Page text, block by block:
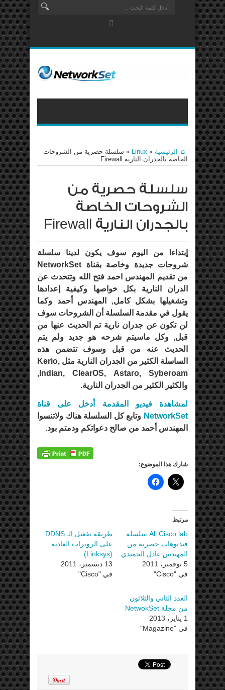
الرئيسية »
Linux
» سلسلة حصرية من الشروحات
الخاصة بالجدران النارية Firewall
سلسلة حصرية من
الشروحات الخاصة
بالجدران النارية Firewall
إبتداءا من اليوم سوف يكون لدينا سلسلة
شروحات جديدة وخاصة بقناة NetworkSet
من تقديم المهندس احمد فتح الله وتتحدث عن
الدران النارية بكل خواصها وكيفية إعدادها
وتشغيلها بشكل كامل, المهندس أحمد وكما
يقول في مقدمة السلسلة أن الشروحات سوف
لن تكون عن جدران نارية تم الحديث عنها من
قبل, وكل ماسيتم شرحه هو جديد ولم يتم
الحديث عنه من قبل وسوف تتضمن هذه
الساسلة الكثير من الجدران النارية مثل Kerio,
Indian, ClearOS, Astaro, Syberoam,
والكثير الكثير من الجدران النارية.
لمشاهدة فيديو المقدمة أدخل على قناة
NetworkSet وتابع كل السلسلة هناك ولاتنسوا
المهندس أحمد من صالح دعواتكم ودمتم بود.
شارك هذا الموضوع:
مرتبط
All Cisco lab سلسلة
فيديوهات حصريه من
المهندس عادل الحميدي
5 نوفمبر، 2011
في "Cisco"
طريقة تفعيل الـ DDNS
على الروترات العادية
(Linksys)
13 ديسمبر، 2011
في "Cisco"
العدد الثاني والثلاثون
من مجلة NetwokSet
1 يناير، 2013
في "Magazine"